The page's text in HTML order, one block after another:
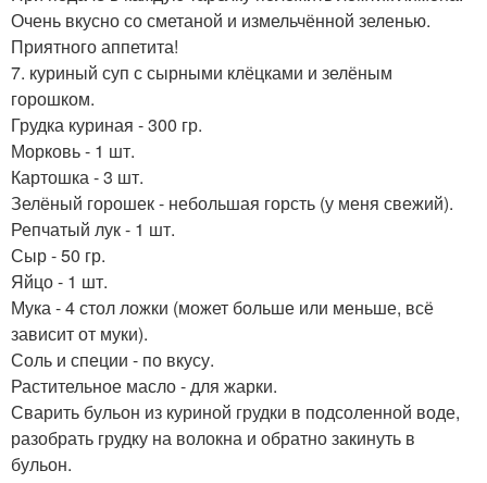
Очень вкусно со сметаной и измельчённой зеленью.
Приятного аппетита!
7. куриный суп с сырными клёцками и зелёным
горошком.
Грудка куриная - 300 гр.
Морковь - 1 шт.
Картошка - 3 шт.
Зелёный горошек - небольшая горсть (у меня свежий).
Репчатый лук - 1 шт.
Сыр - 50 гр.
Яйцо - 1 шт.
Мука - 4 стол ложки (может больше или меньше, всё
зависит от муки).
Соль и специи - по вкусу.
Растительное масло - для жарки.
Сварить бульон из куриной грудки в подсоленной воде,
разобрать грудку на волокна и обратно закинуть в
бульон.